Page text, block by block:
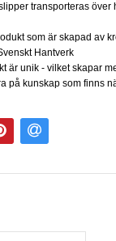
transporteras
som är skapad av
Hantverk
är unik - vilket skapar
på kunskap som finns